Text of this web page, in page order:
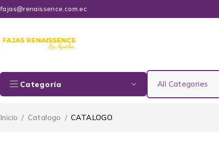
fajas@renaissence.com.ec
Categoría
Inicio / Catalogo / CATALOGO